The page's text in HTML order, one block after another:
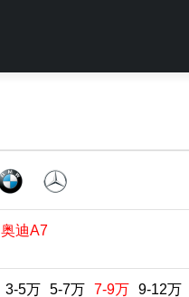
奥迪A7
3-5万 5-7万 7-9万 9-12万